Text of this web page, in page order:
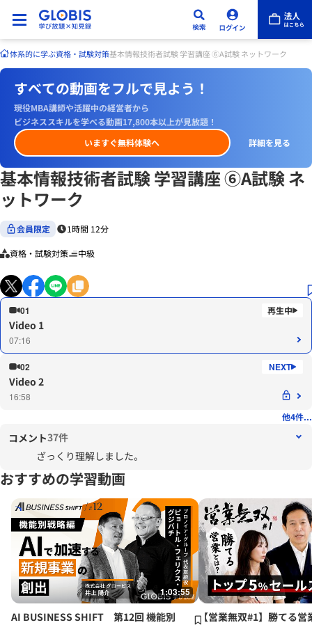
体系的に学ぶ資格・試験対策基本情報技術者試験 学習講座 ⑥A試験 ネットワーク
すべての動画をフルで見よう！
現役MBA講師や活躍中の経営者から
ビジネススキルを学べる動画17,800本以上が見放題！
いますぐ無料体験へ
詳細を見る
基本情報技術者試験 学習講座 ⑥A試験 ネ
ットワーク
会員限定 1時間 12分
資格・試験対策 中級
01
Video 1
07:16
02
Video 2
16:58
他4件...
コメント37件
ざっくり理解しました。
おすすめの学習動画
1:03:55
AI BUSINESS SHIFT 第12回 機能別
【営業無双#1】勝てる営